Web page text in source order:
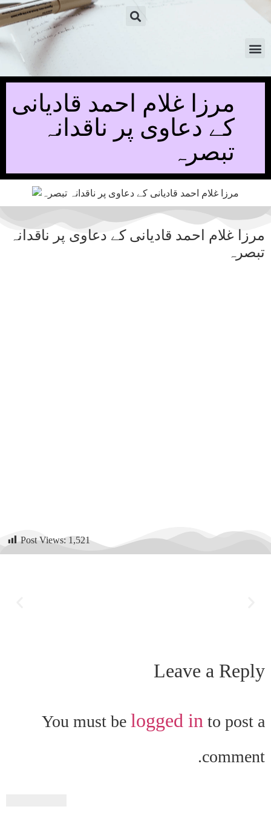
مرزا غلام احمد قادیانی
کے دعاوی پر ناقدانہ
تبصرہ
مرزا غلام احمد قادیانی کے دعاوی پر ناقدانہ
تبصرہ
Post Views: 1,521
Leave a Reply
You must be logged in to post a
comment.